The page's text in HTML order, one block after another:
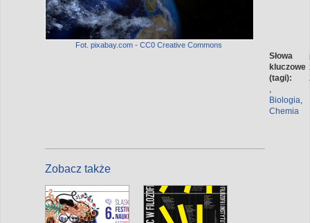
Fot. pixabay.com - CC0 Creative Commons
Słowa
kluczowe
(tagi):
Biologia
Chemia
Zobacz także